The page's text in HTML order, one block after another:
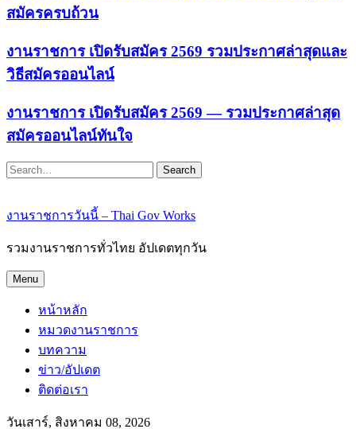
สมัครครบถ้วน
งานราชการ เปิดรับสมัคร 2569 รวมประกาศล่าสุดและ
วิธีสมัครออนไลน์
งานราชการ เปิดรับสมัคร 2569 — รวมประกาศล่าสุด
สมัครออนไลน์ทันใจ
Search
งานราชการวันนี้ – Thai Gov Works
รวมงานราชการทั่วไทย อัปเดตทุกวัน
Menu
หน้าหลัก
หมวดงานราชการ
บทความ
ข่าว/อัปเดต
ติดต่อเรา
วันเสาร์, สิงหาคม 08, 2026